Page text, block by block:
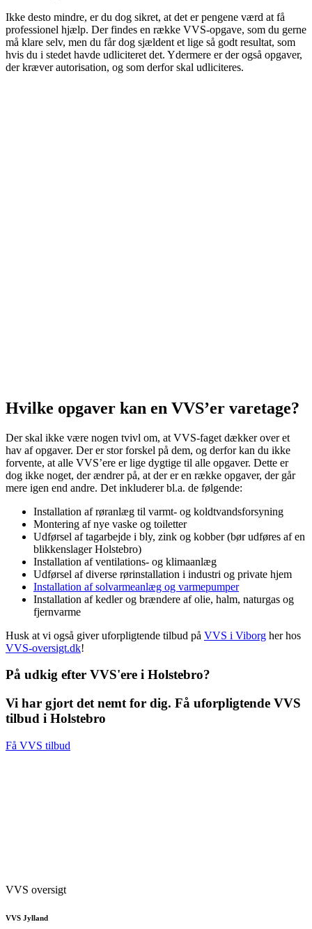
Ikke desto mindre, er du dog sikret, at det er pengene værd at få
professionel hjælp. Der findes en række VVS-opgave, som du gerne
må klare selv, men du får dog sjældent et lige så godt resultat, som
hvis du i stedet havde udliciteret det. Ydermere er der også opgaver,
der kræver autorisation, og som derfor skal udliciteres.
Hvilke opgaver kan en VVS’er varetage?
Der skal ikke være nogen tvivl om, at VVS-faget dækker over et
hav af opgaver. Der er stor forskel på dem, og derfor kan du ikke
forvente, at alle VVS’ere er lige dygtige til alle opgaver. Dette er
dog ikke noget, der ændrer på, at der er en række opgaver, der går
mere igen end andre. Det inkluderer bl.a. de følgende:
Installation af røranlæg til varmt- og koldtvandsforsyning
Montering af nye vaske og toiletter
Udførsel af tagarbejde i bly, zink og kobber (bør udføres af en
blikkenslager Holstebro)
Installation af ventilations- og klimaanlæg
Udførsel af diverse rørinstallation i industri og private hjem
Installation af solvarmeanlæg og varmepumper
Installation af kedler og brændere af olie, halm, naturgas og
fjernvarme
Husk at vi også giver uforpligtende tilbud på VVS i Viborg her hos
VVS-oversigt.dk!
På udkig efter VVS'ere i Holstebro?
Vi har gjort det nemt for dig. Få uforpligtende VVS
tilbud i Holstebro
Få VVS tilbud
VVS oversigt
VVS Jylland